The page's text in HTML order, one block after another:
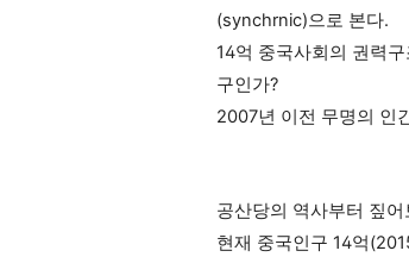
(synchrnic)으로 본다.
14억 중국사회의 권력
구인가?
2007년 이전 무명의 인
공산당의 역사부터 짚어
현재 중국인구 14억